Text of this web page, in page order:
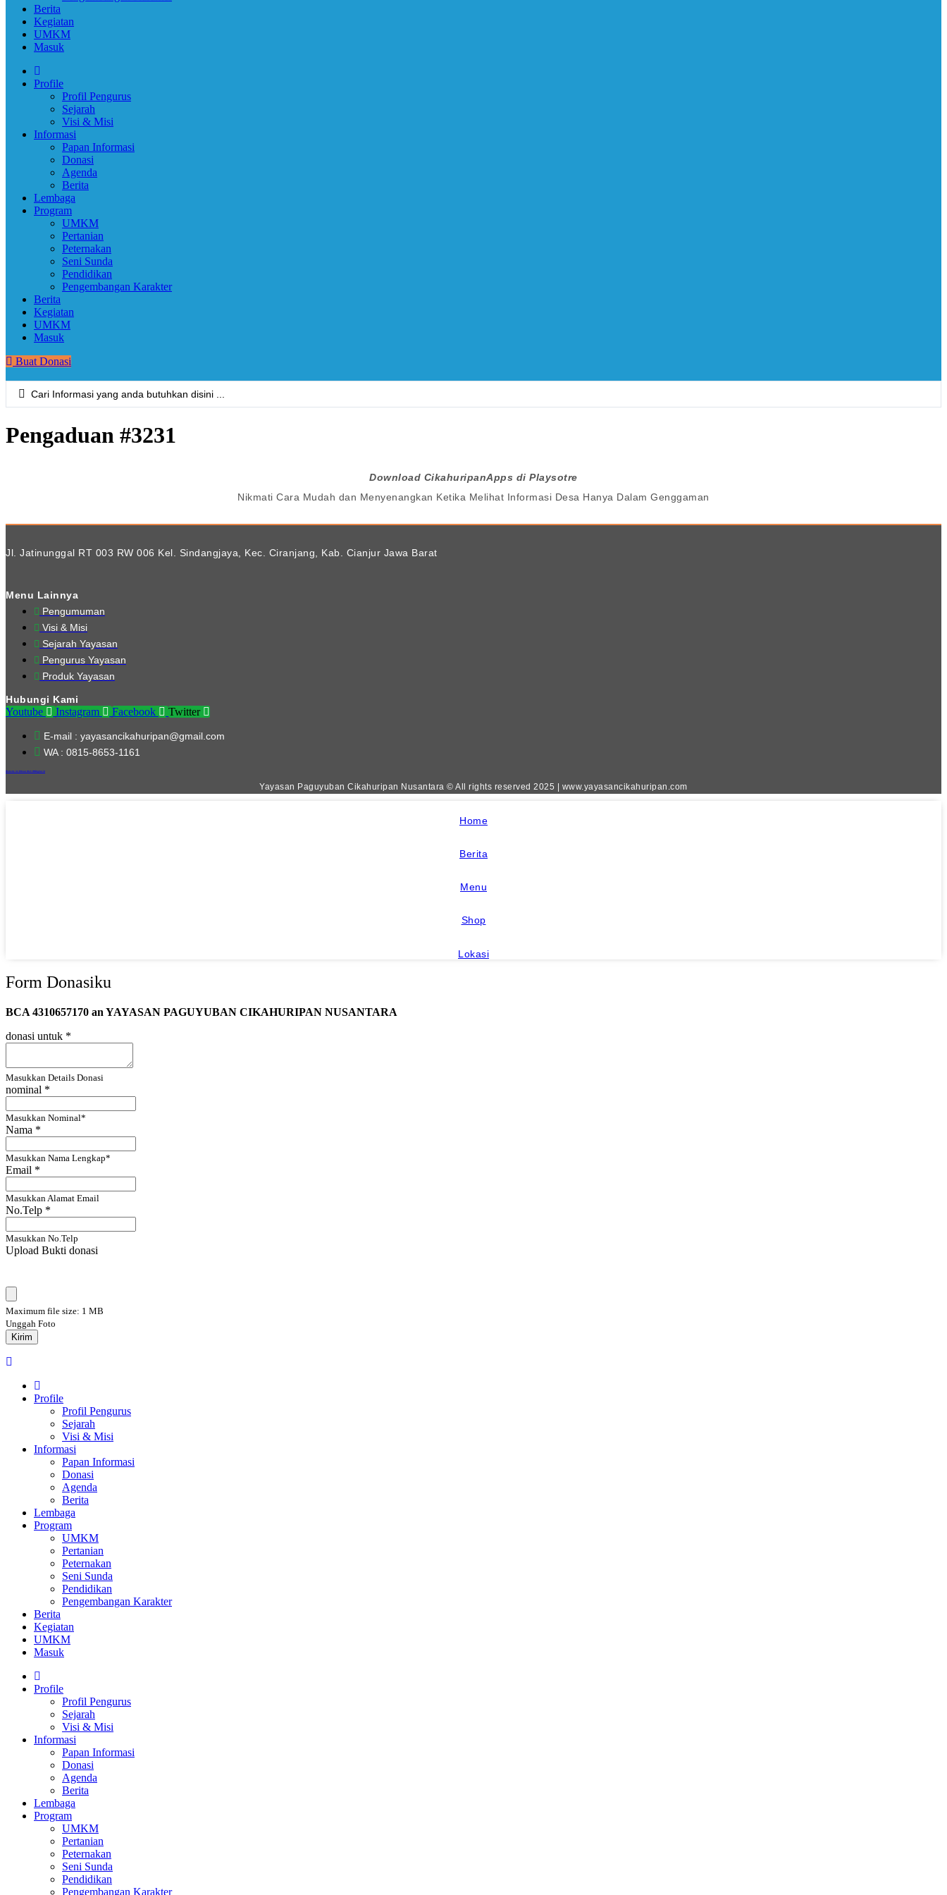
Berita
Kegiatan
UMKM
Masuk
Profile
Profil Pengurus
Sejarah
Visi & Misi
Informasi
Papan Informasi
Donasi
Agenda
Berita
Lembaga
Program
UMKM
Pertanian
Peternakan
Seni Sunda
Pendidikan
Pengembangan Karakter
Berita
Kegiatan
UMKM
Masuk
Buat Donasi
Pengaduan #3231
Download CikahuripanApps di Playsotre
Nikmati Cara Mudah dan Menyenangkan Ketika Melihat Informasi Desa Hanya Dalam Genggaman
Jl. Jatinunggal RT 003 RW 006 Kel. Sindangjaya, Kec. Ciranjang, Kab. Cianjur Jawa Barat
Menu Lainnya
Pengumuman
Visi & Misi
Sejarah Yayasan
Pengurus Yayasan
Produk Yayasan
Hubungi Kami
Youtube Instagram Facebook Twitter
E-mail : yayasancikahuripan@gmail.com
WA : 0815-8653-1161
Website Ini Dibuat Oleh RRDigital.id
Yayasan Paguyuban Cikahuripan Nusantara © All rights reserved 2025 | www.yayasancikahuripan.com
Home
Berita
Menu
Shop
Lokasi
Form Donasiku
BCA 4310657170 an YAYASAN PAGUYUBAN CIKAHURIPAN NUSANTARA
donasi untuk *
Masukkan Details Donasi
nominal *
Masukkan Nominal*
Nama *
Masukkan Nama Lengkap*
Email *
Masukkan Alamat Email
No.Telp *
Masukkan No.Telp
Upload Bukti donasi
Maximum file size: 1 MB
Unggah Foto
Kirim
Profile
Profil Pengurus
Sejarah
Visi & Misi
Informasi
Papan Informasi
Donasi
Agenda
Berita
Lembaga
Program
UMKM
Pertanian
Peternakan
Seni Sunda
Pendidikan
Pengembangan Karakter
Berita
Kegiatan
UMKM
Masuk
Profile
Profil Pengurus
Sejarah
Visi & Misi
Informasi
Papan Informasi
Donasi
Agenda
Berita
Lembaga
Program
UMKM
Pertanian
Peternakan
Seni Sunda
Pendidikan
Pengembangan Karakter